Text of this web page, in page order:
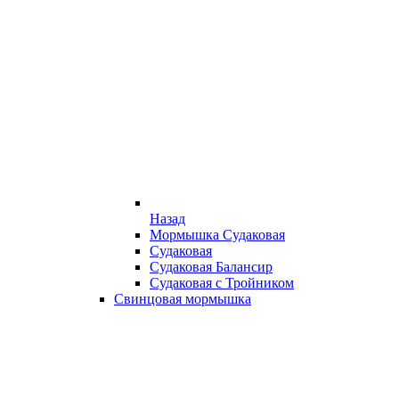
Назад
Мормышка Судаковая
Судаковая
Судаковая Балансир
Судаковая с Тройником
Свинцовая мормышка